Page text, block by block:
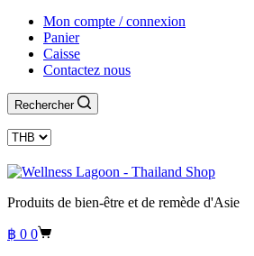
Mon compte / connexion
Panier
Caisse
Contactez nous
Rechercher
Produits de bien-être et de remède d'Asie
Panier
฿ 0 0